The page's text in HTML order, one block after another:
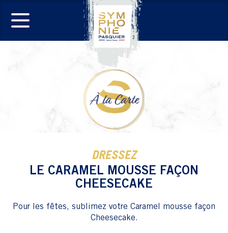
DRESSEZ
LE CARAMEL MOUSSE FAÇON
CHEESECAKE
Pour les fêtes, sublimez votre Caramel mousse façon
Cheesecake.